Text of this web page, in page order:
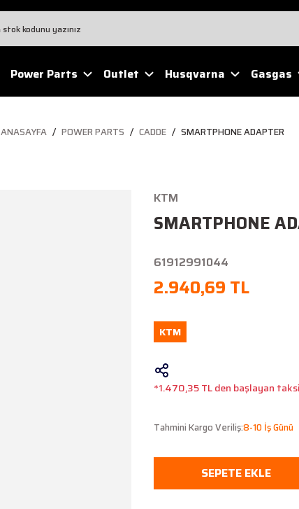
Power Parts Outlet Husqvarna Gasgas
ANASAYFA POWER PARTS CADDE SMARTPHONE ADAPTER
KTM
SMARTPHONE
61912991044
2.940,69 TL
KTM
*1.470,35 TL den başlayan
Tahmini Kargo Veriliş:8-10 İş Günü
SEPETE EKLE